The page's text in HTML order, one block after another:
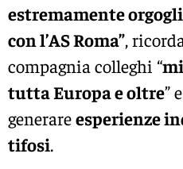
estremamente
con l’AS Roma”,
compagnia colleghi “
tutta Europa e oltre”
generareesperienze
tifosi.